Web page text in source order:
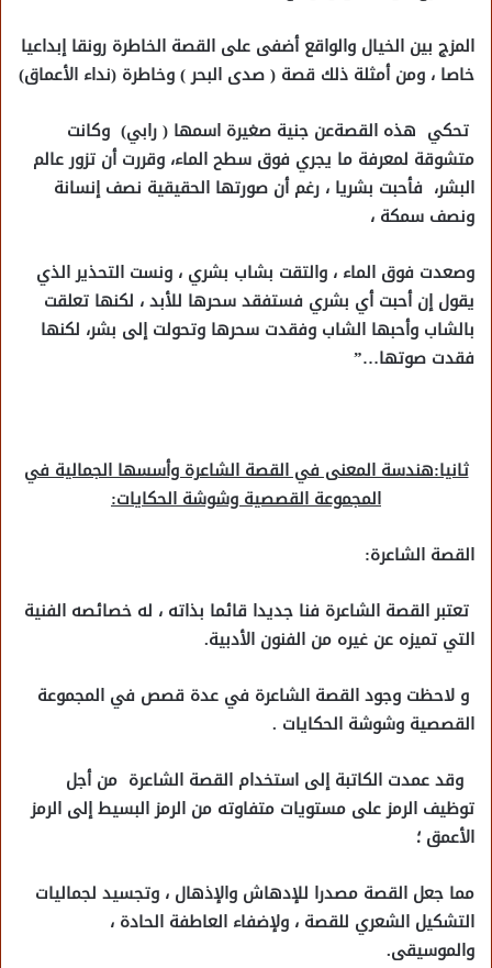
المزج بين الخيال والواقع أضفى على القصة الخاطرة رونقا إبداعيا
خاصا ، ومن أمثلة ذلك قصة ( صدى البحر ) وخاطرة (نداء الأعماق)
تحكي هذه القصةعن جنية صغيرة اسمها ( رابي) وكانت
متشوقة لمعرفة ما يجري فوق سطح الماء، وقررت أن تزور عالم
البشر، فأحبت بشريا ، رغم أن صورتها الحقيقية نصف إنسانة
ونصف سمكة ،
وصعدت فوق الماء ، والتقت بشاب بشري ، ونست التحذير الذي
يقول إن أحبت أي بشري فستفقد سحرها للأبد ، لكنها تعلقت
بالشاب وأحبها الشاب وفقدت سحرها وتحولت إلى بشر، لكنها
فقدت صوتها…”
ثانيا:هندسة المعنى في القصة الشاعرة وأسسها الجمالية في
المجموعة القصصية وشوشة الحكايات:
القصة الشاعرة:
تعتبر القصة الشاعرة فنا جديدا قائما بذاته ، له خصائصه الفنية
التي تميزه عن غيره من الفنون الأدبية.
و لاحظت وجود القصة الشاعرة في عدة قصص في المجموعة
القصصية وشوشة الحكايات .
وقد عمدت الكاتبة إلى استخدام القصة الشاعرة من أجل
توظيف الرمز على مستويات متفاوته من الرمز البسيط إلى الرمز
الأعمق ؛
مما جعل القصة مصدرا للإدهاش والإذهال ، وتجسيد لجماليات
التشكيل الشعري للقصة ، ولإضفاء العاطفة الحادة ،
والموسيقى.